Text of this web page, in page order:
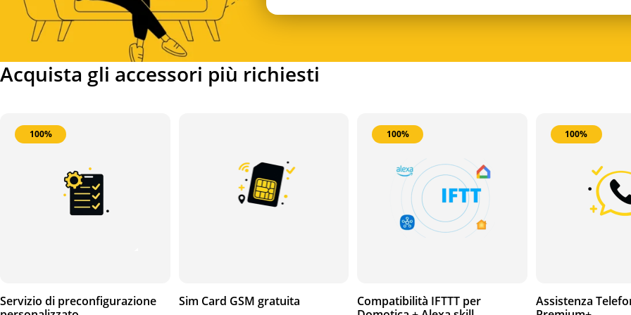
Acquista gli accessori più richiesti
100%
Servizio di preconfigurazione
Sim Card GSM gratuita
100%
Compatibilità IFTTT per
100%
Assistenza